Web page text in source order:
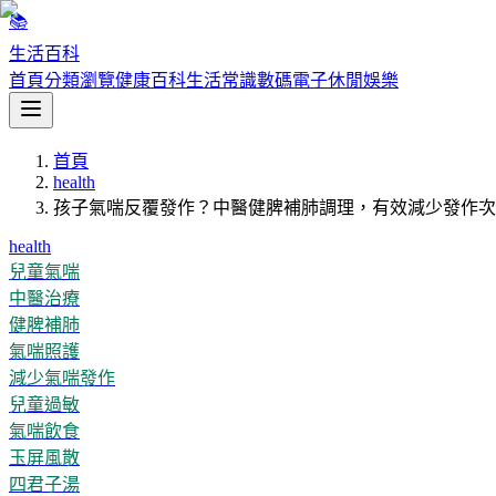
📚
生活百科
首頁分類瀏覽健康百科生活常識數碼電子休閒娛樂
首頁
health
孩子氣喘反覆發作？中醫健脾補肺調理，有效減少發作
health
兒童氣喘
中醫治療
健脾補肺
氣喘照護
減少氣喘發作
兒童過敏
氣喘飲食
玉屏風散
四君子湯